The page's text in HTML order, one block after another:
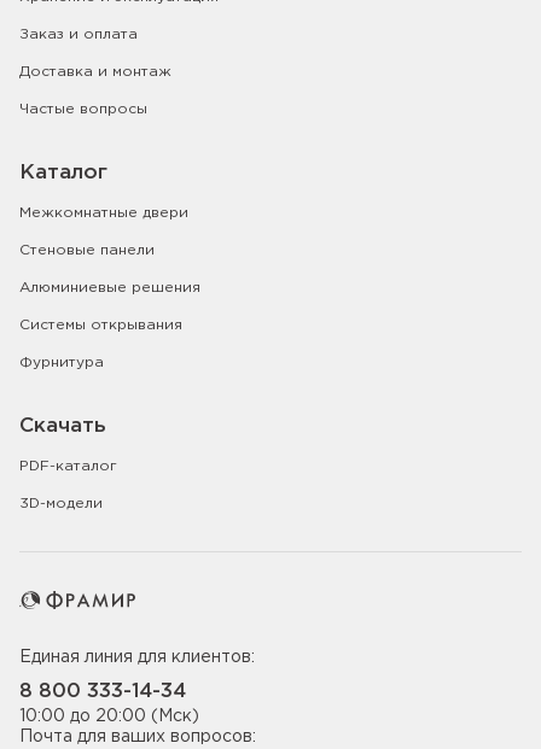
Заказ и оплата
Доставка и монтаж
Частые вопросы
Каталог
Межкомнатные двери
Стеновые панели
Алюминиевые решения
Системы открывания
Фурнитура
Скачать
PDF-каталог
3D-модели
Единая линия для клиентов:
8 800 333-14-34
10:00 до 20:00 (Мск)
Почта для ваших вопросов: